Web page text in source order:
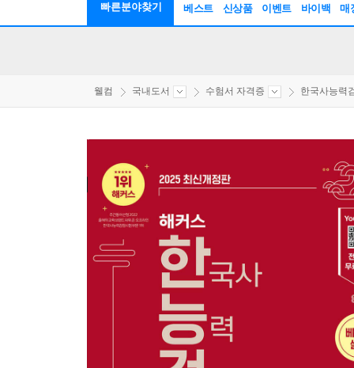
빠른분야찾기 베스트 신상품 이벤트 바이백 매
웰컴 국내도서 수험서 자격증 한국사능력